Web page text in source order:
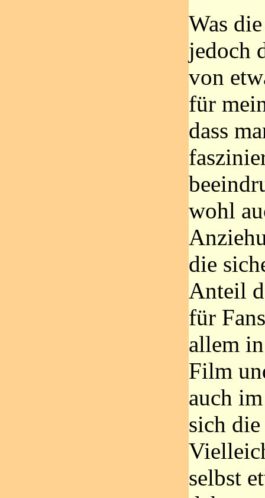
Was
jedoch
von
für
dass
wohl
die
Anteil
für
allem
Film
auch
sich
selbst